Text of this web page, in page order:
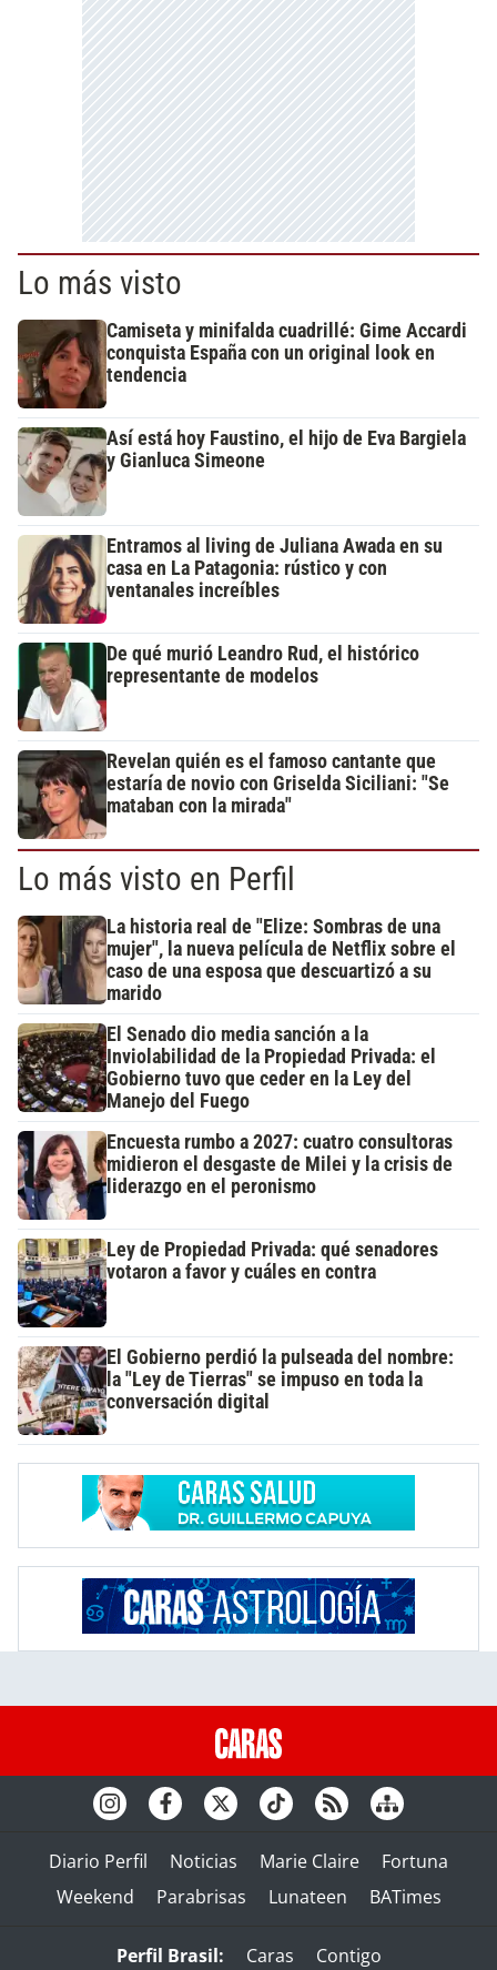
Lo más visto
Camiseta y minifalda cuadrillé: Gime Accardi
conquista España con un original look en
tendencia
Así está hoy Faustino, el hijo de Eva Bargiela
y Gianluca Simeone
Entramos al living de Juliana Awada en su
casa en La Patagonia: rústico y con
ventanales increíbles
De qué murió Leandro Rud, el histórico
representante de modelos
Revelan quién es el famoso cantante que
estaría de novio con Griselda Siciliani: "Se
mataban con la mirada"
Lo más visto en Perfil
La historia real de "Elize: Sombras de una
mujer", la nueva película de Netflix sobre el
caso de una esposa que descuartizó a su
marido
El Senado dio media sanción a la
Inviolabilidad de la Propiedad Privada: el
Gobierno tuvo que ceder en la Ley del
Manejo del Fuego
Encuesta rumbo a 2027: cuatro consultoras
midieron el desgaste de Milei y la crisis de
liderazgo en el peronismo
Ley de Propiedad Privada: qué senadores
votaron a favor y cuáles en contra
El Gobierno perdió la pulseada del nombre:
la "Ley de Tierras" se impuso en toda la
conversación digital
Diario Perfil Noticias Marie Claire
Fortuna
Weekend
Parabrisas Lunateen BATimes
Perfil Brasil: Caras Contigo